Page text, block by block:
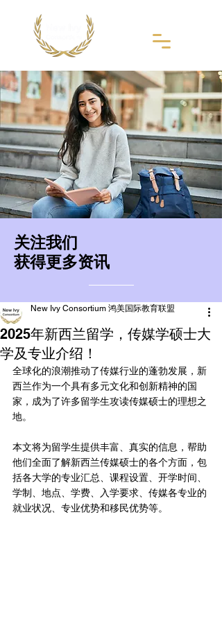
​关注我们
获得更多资讯
2025年新西兰留学，传媒学硕士大
学及专业介绍！
New Ivy Consortium 鸿美国际教育联盟
全球化的浪潮推动了传媒行业的蓬勃发展，新
西兰作为一个具有多元文化和创新精神的国
家，成为了许多留学生攻读传媒硕士的理想之
地。
本文将为留学生提供丰富、真实的信息，帮助
他们全面了解新西兰传媒硕士的各个方面，包
括各大学的专业汇总、课程设置、开学时间、
学制、地点、学费、入学要求、传媒各专业的
就业状况、专业优势和移民优势等。